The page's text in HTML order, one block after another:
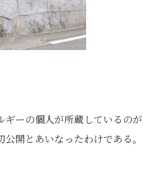
ーの個人が所蔵しているのが
開とあいなったわけである。